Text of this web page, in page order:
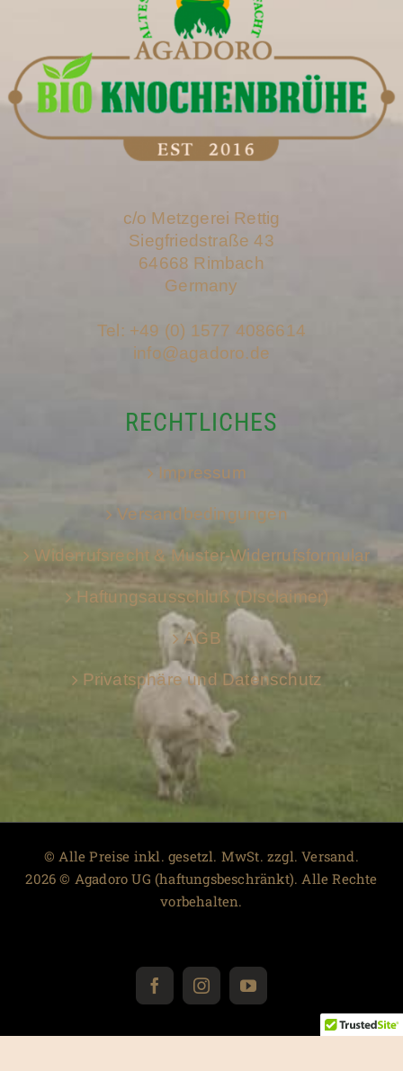
c/o Metzgerei Rettig
Siegfriedstraße 43
64668 Rimbach
Germany
Tel: +49 (0) 1577 4086614
info@agadoro.de
RECHTLICHES
Impressum
Versandbedingungen
Widerrufsrecht & Muster-Widerrufsformular
Haftungsausschluß (Disclaimer)
AGB
Privatsphäre und Datenschutz
© Alle Preise inkl. gesetzl. MwSt. zzgl. Versand.
2026 © Agadoro UG (haftungsbeschränkt). Alle Rechte
vorbehalten.
FacebookInstagramYouTube